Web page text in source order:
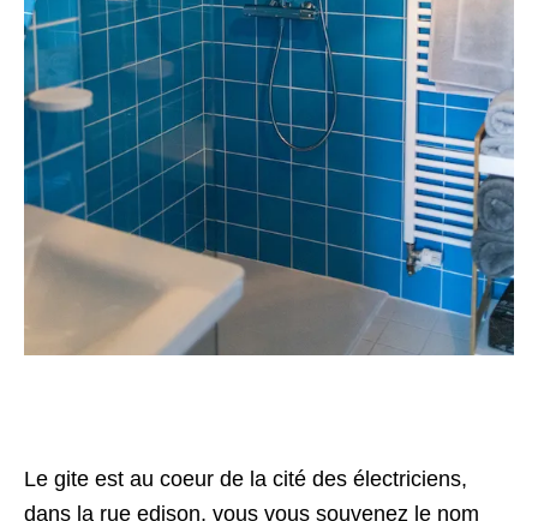
Le gite est au coeur de la cité des électriciens,
dans la rue edison, vous vous souvenez le nom